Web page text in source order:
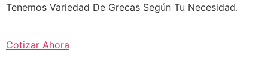
Tenemos Variedad De Grecas Según Tu Necesidad.
Cotizar Ahora